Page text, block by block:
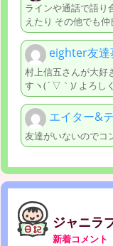
ラインや通話で語り
えたり その他でも
eighter友達
村上信五さんが大好
すヽ(´▽｀)/ よろし
エイター&
友達がいないのでコ
ジャニラ
新着コメント